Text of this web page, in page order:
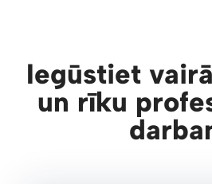
Iegūstiet
un rīku